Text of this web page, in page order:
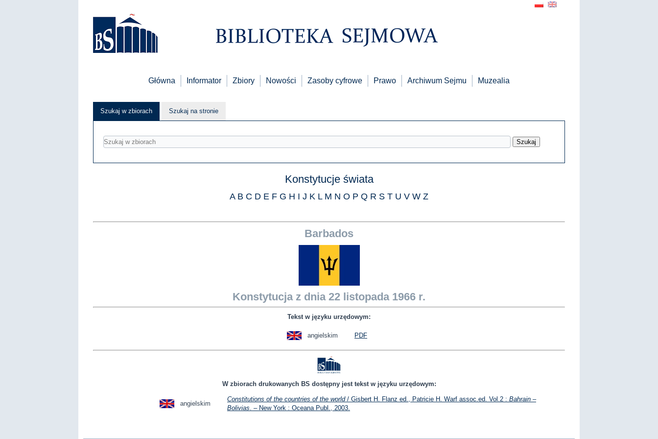
Główna Informator Zbiory Nowości Zasoby cyfrowe Prawo Archiwum Sejmu Muzealia
Szukaj w zbiorach Szukaj na stronie
Konstytucje świata
A B C D E F G H I J K L M N O P Q R S T U V W Z
Barbados
Konstytucja z dnia 22 listopada 1966 r.
Tekst w języku urzędowym:
angielskim PDF
W zbiorach drukowanych BS dostępny jest tekst w języku urzędowym:
angielskim
Constitutions of the countries of the world/ Gisbert H. Flanz ed., Patricie H. Warf assoc.ed. Vol.2 : Bahrain –
Bolivias . – New York : Oceana Publ., 2003.